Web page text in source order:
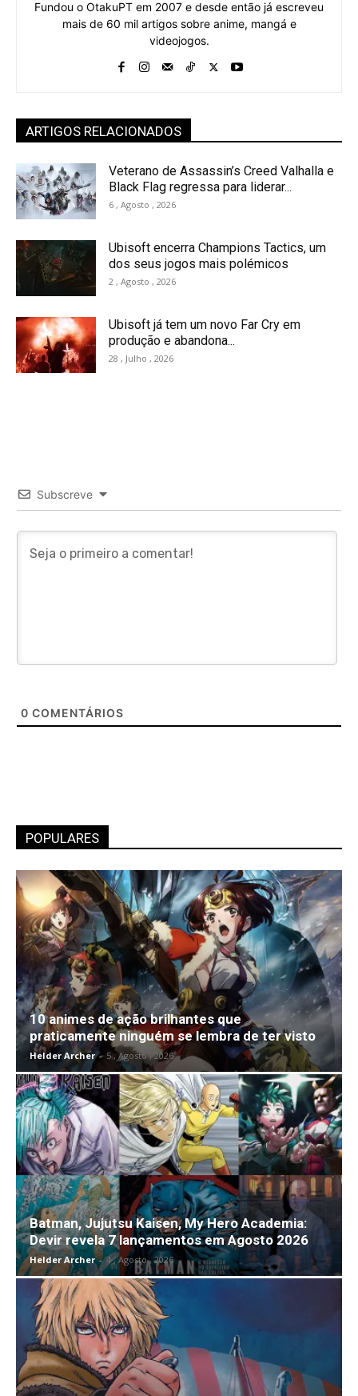
Fundou o OtakuPT em 2007 e desde então já escreveu
mais de 60 mil artigos sobre anime, mangá e
videojogos.
ARTIGOS RELACIONADOS
Veterano de Assassin’s Creed Valhalla e
Black Flag regressa para liderar...
6 , Agosto , 2026
Ubisoft encerra Champions Tactics, um
dos seus jogos mais polémicos
2 , Agosto , 2026
Ubisoft já tem um novo Far Cry em
produção e abandona...
28 , Julho , 2026
Subscreve
0 COMENTÁRIOS
POPULARES
10 animes de ação brilhantes que
praticamente ninguém se lembra de ter visto
Helder Archer - 5 , Agosto , 2026
Batman, Jujutsu Kaisen, My Hero Academia:
Devir revela 7 lançamentos em Agosto 2026
Helder Archer - 4 , Agosto , 2026